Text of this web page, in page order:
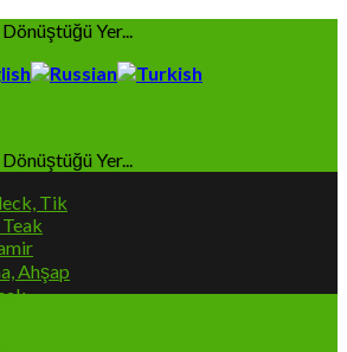
Yer...
Yer...